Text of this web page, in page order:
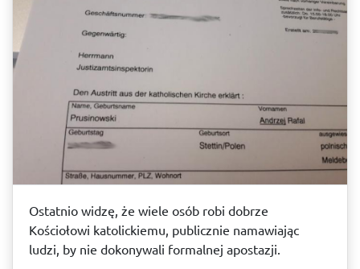
Ostatnio widzę, że wiele osób robi dobrze
Kościołowi katolickiemu, publicznie namawiając
ludzi, by nie dokonywali formalnej apostazji.